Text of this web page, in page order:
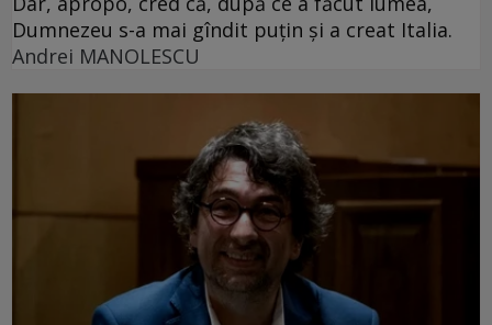
Dumnezeu s-a mai gîndit puțin și a creat Italia.
Andrei MANOLESCU